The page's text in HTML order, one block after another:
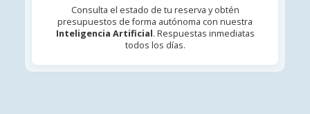
Consulta el estado de tu reserva y obtén
presupuestos de forma autónoma con nuestra
Inteligencia Artificial. Respuestas inmediatas
todos los días.